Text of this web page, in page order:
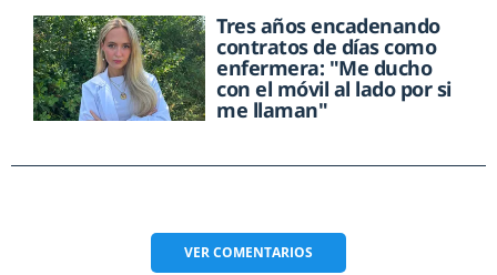
Tres años encadenando
contratos de días como
enfermera: "Me ducho
con el móvil al lado por si
me llaman"
VERCOMENTARIOS